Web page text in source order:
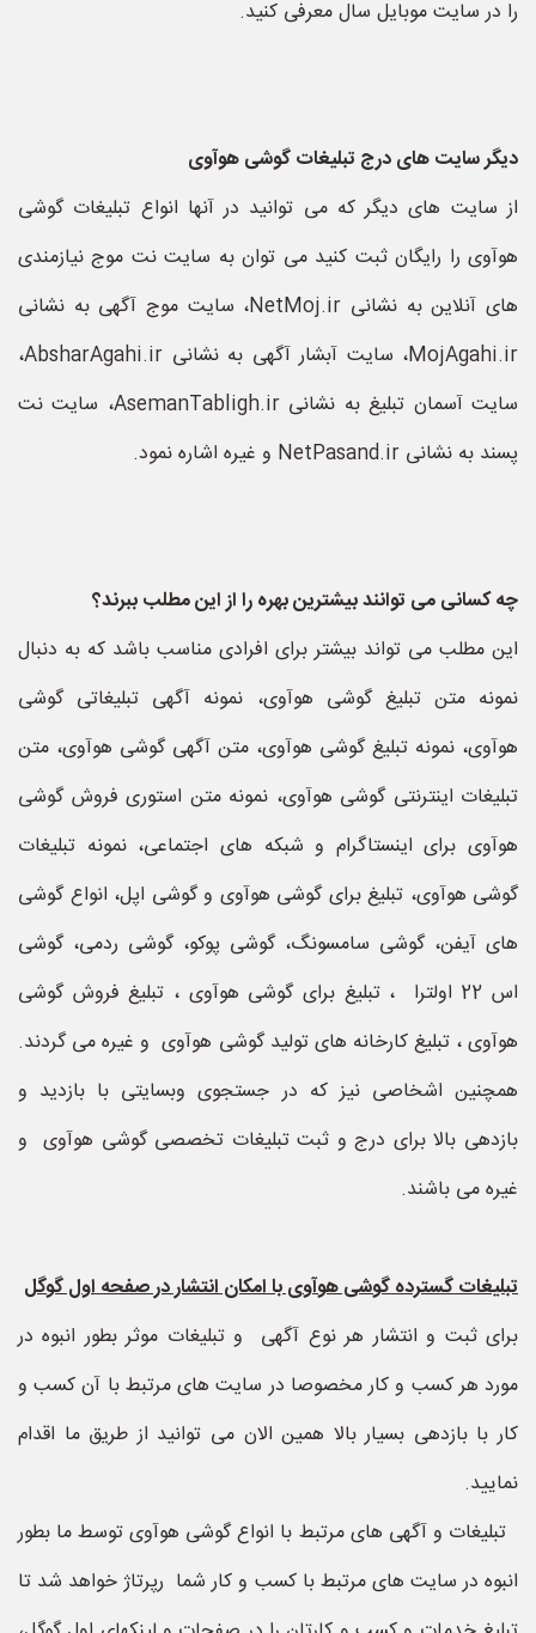
را در سایت موبایل سال معرفی کنید.
دیگر سایت های درج تبلیغات گوشی هوآوی
از سایت های دیگر که می توانید در آنها انواع تبلیغات گوشی
هوآوی را رایگان ثبت کنید می توان به سایت نت موج نیازمندی
های آنلاین به نشانی NetMoj.ir، سایت موج آگهی به نشانی
MojAgahi.ir، سایت آبشار آگهی به نشانی AbsharAgahi.ir،
سایت آسمان تبلیغ به نشانی AsemanTabligh.ir، سایت نت
پسند به نشانی NetPasand.ir و غیره اشاره نمود.
چه کسانی می توانند بیشترین بهره را از این مطلب ببرند؟
این مطلب می تواند بیشتر برای افرادی مناسب باشد که به دنبال
نمونه متن تبلیغ گوشی هوآوی، نمونه آگهی تبلیغاتی گوشی
هوآوی، نمونه تبلیغ گوشی هوآوی، متن آگهی گوشی هوآوی، متن
تبلیغات اینترنتی گوشی هوآوی، نمونه متن استوری فروش گوشی
هوآوی برای اینستاگرام و شبکه های اجتماعی، نمونه تبلیغات
گوشی هوآوی، تبلیغ برای گوشی هوآوی و گوشی اپل، انواع گوشی
های آیفن، گوشی سامسونگ، گوشی پوکو، گوشی ردمی، گوشی
اس 22 اولترا ، تبلیغ برای گوشی هوآوی ، تبلیغ فروش گوشی
هوآوی ، تبلیغ کارخانه های تولید گوشی هوآوی و غیره می گردند.
همچنین اشخاصی نیز که در جستجوی وبسایتی با بازدید و
بازدهی بالا برای درج و ثبت تبلیغات تخصصی گوشی هوآوی و
غیره می باشند.
تبلیغات گسترده گوشی هوآوی با امکان انتشار در صفحه اول گوگل
برای ثبت و انتشار هر نوع آگهی و تبلیغات موثر بطور انبوه در
مورد هر کسب و کار مخصوصا در سایت های مرتبط با آن کسب و
کار با بازدهی بسیار بالا همین الان می توانید از طریق ما اقدام
نمایید.
تبلیغات و آگهی های مرتبط با انواع گوشی هوآوی توسط ما بطور
انبوه در سایت های مرتبط با کسب و کار شما رپرتاژ خواهد شد تا